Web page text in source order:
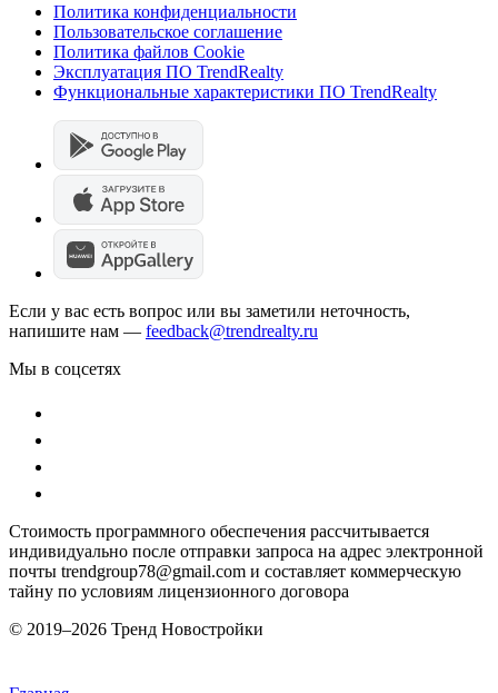
Политика конфиденциальности
Пользовательское соглашение
Политика файлов Cookie
Эксплуатация ПО TrendRealty
Функциональные характеристики ПО TrendRealty
Если у вас есть вопрос или вы заметили неточность,
напишите нам — feedback@trendrealty.ru
Мы в соцсетях
Стоимость программного обеспечения рассчитывается
индивидуально после отправки запроса на адрес электронной
почты trendgroup78@gmail.com и составляет коммерческую
тайну по условиям лицензионного договора
© 2019–2026 Тренд Новостройки